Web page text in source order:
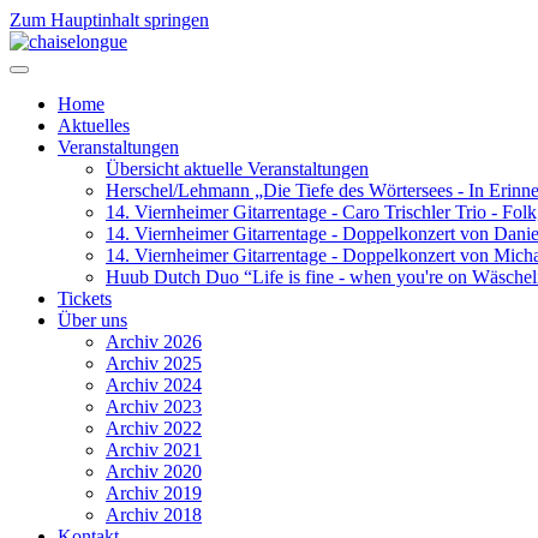
Zum Hauptinhalt springen
Home
Aktuelles
Veranstaltungen
Übersicht aktuelle Veranstaltungen
Herschel/Lehmann „Die Tiefe des Wörtersees - In
14. Viernheimer Gitarrentage - Caro Trischler Trio -
14. Viernheimer Gitarrentage - Doppelkonzert von
14. Viernheimer Gitarrentage - Doppelkonzert von
Huub Dutch Duo “Life is fine - when you're on
Tickets
Über uns
Archiv 2026
Archiv 2025
Archiv 2024
Archiv 2023
Archiv 2022
Archiv 2021
Archiv 2020
Archiv 2019
Archiv 2018